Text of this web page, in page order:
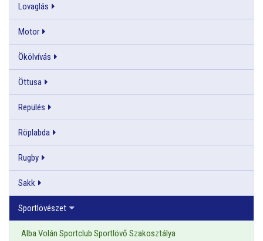
Lovaglás
Motor
Ökölvívás
Öttusa
Repülés
Röplabda
Rugby
Sakk
Sportlövészet
Alba Volán Sportclub Sportlövő Szakosztálya